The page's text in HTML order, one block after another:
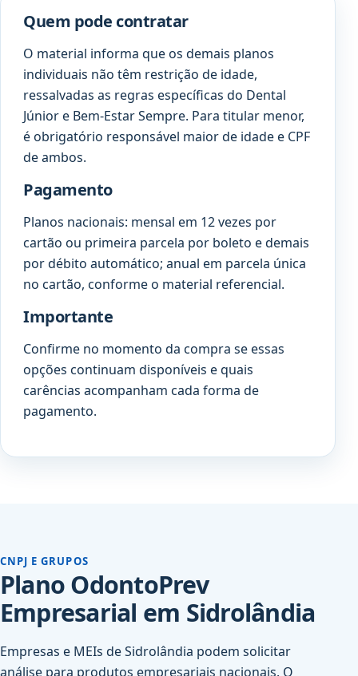
Quem pode contratar
O material informa que os demais planos
individuais não têm restrição de idade,
ressalvadas as regras específicas do Dental
Júnior e Bem-Estar Sempre. Para titular menor,
é obrigatório responsável maior de idade e CPF
de ambos.
Pagamento
Planos nacionais: mensal em 12 vezes por
cartão ou primeira parcela por boleto e demais
por débito automático; anual em parcela única
no cartão, conforme o material referencial.
Importante
Confirme no momento da compra se essas
opções continuam disponíveis e quais
carências acompanham cada forma de
pagamento.
CNPJ E GRUPOS
Plano OdontoPrev
Empresarial em Sidrolândia
Empresas e MEIs de Sidrolândia podem solicitar
análise para produtos empresariais nacionais. O